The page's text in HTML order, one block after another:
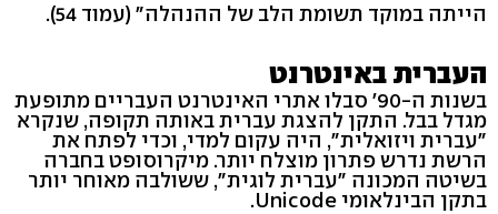
הייתה במוקד תשומת הלב של ההנהלה" (עמוד 54).
העברית באינטרנט
בשנות ה-90' סבלו אתרי האינטרנט העבריים מתופעת
מגדל בבל. התקן להצגת עברית באותה תקופה, שנקרא
"עברית ויזואלית", היה עקום למדי, וכדי לפתח את
הרשת נדרש פתרון מוצלח יותר. מיקרוסופט בחברה
בשיטה המכונה "עברית לוגית", ששולבה מאוחר יותר
בתקן הבינלאומי Unicode.